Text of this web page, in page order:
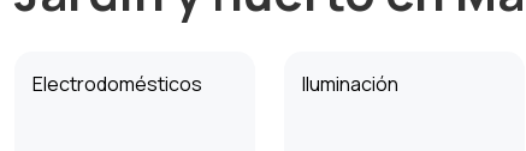
Electrodomésticos Iluminación